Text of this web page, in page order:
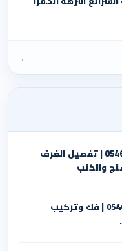
←
تفصيل أبواب بمكة 0546138860 | تفصيل الغرف
والكنب
نجار الشبيكة بمكة 0546138860⁩ | فك وتركيب